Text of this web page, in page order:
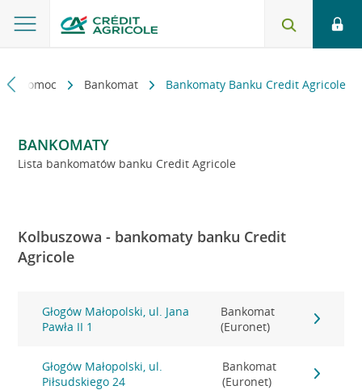
i pomoc Bankomat Bankomaty Banku Credit Agricole
BANKOMATY
Lista bankomatów banku Credit Agricole
Kolbuszowa - bankomaty banku Credit
Agricole
Głogów Małopolski, ul. Jana
Pawła II 1
Bankomat
(Euronet)
Głogów Małopolski, ul.
Piłsudskiego 24
Bankomat
(Euronet)